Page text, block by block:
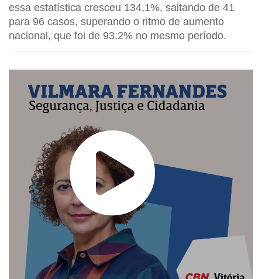
essa estatística cresceu 134,1%, saltando de 41
para 96 casos, superando o ritmo de aumento
nacional, que foi de 93,2% no mesmo período.